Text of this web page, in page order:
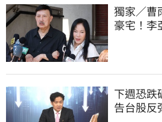
獨家／曹
豪宅！李
下週恐跌
告台股反